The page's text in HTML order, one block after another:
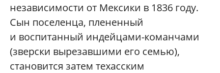
независимости от Мексики в 1836 году.
Сын поселенца, плененный
и воспитанный индейцами-команчами
(зверски вырезавшими его семью),
становится затем техасским